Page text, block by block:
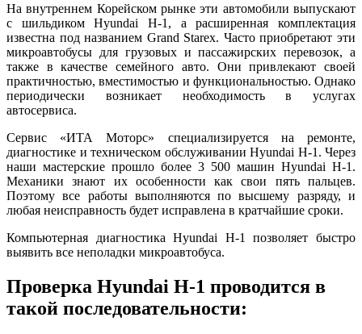
На внутреннем Корейском рынке эти автомобили выпускают
с шильдиком Hyundai H-1, а расширенная комплектация
известна под названием Grand Starex. Часто приобретают эти
микроавтобусы для грузовых и пассажирских перевозок, а
также в качестве семейного авто. Они привлекают своей
практичностью, вместимостью и функциональностью. Однако
периодически возникает необходимость в услугах
автосервиса.
Сервис «ИТА Моторс» специализируется на ремонте,
диагностике и техническом обслуживании Hyundai H-1. Через
наши мастерские прошло более 3 500 машин Hyundai H-1.
Механики знают их особенности как свои пять пальцев.
Поэтому все работы выполняются по высшему разряду, и
любая неисправность будет исправлена в кратчайшие сроки.
Компьютерная диагностика Hyundai H-1 позволяет быстро
выявить все неполадки микроавтобуса.
Проверка Hyundai H-1 проводится в
такой последовательности: